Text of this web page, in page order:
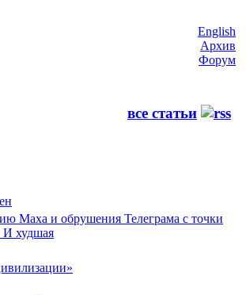
English
Архив
Форум
все статьи
Маха и обрушения Телеграма с точки
И худшая